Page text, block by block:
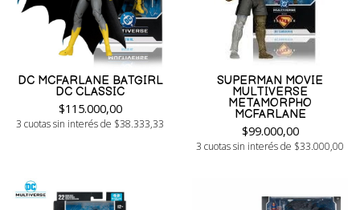
DC MCFARLANE BATGIRL
DC CLASSIC
$115.000,00
3 cuotas sin interés de $38.333,33
SUPERMAN MOVIE
MULTIVERSE
METAMORPHO
MCFARLANE
$99.000,00
3 cuotas sin interés de $33.000,00